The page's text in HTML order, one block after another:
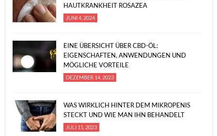
HAUTKRANKHEIT ROSAZEA
JUNI 4, 2024
EINE ÜBERSICHT ÜBER CBD-ÖL:
EIGENSCHAFTEN, ANWENDUNGEN UND
MÖGLICHE VORTEILE
DEZEMBER 14, 2023
WAS WIRKLICH HINTER DEM MIKROPENIS
STECKT UND WIE MAN IHN BEHANDELT
JULI 11, 2023